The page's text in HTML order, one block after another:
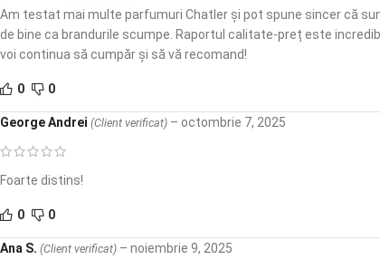
Am testat mai multe parfumuri Chatler și pot spune sincer că
de bine ca brandurile scumpe. Raportul calitate-preț este
voi continua să cumpăr și să vă recomand!
0 0
George Andrei (Client verificat) – octombrie 7, 2025
Foarte distins!
0 0
Ana S. (Client verificat) – noiembrie 9, 2025